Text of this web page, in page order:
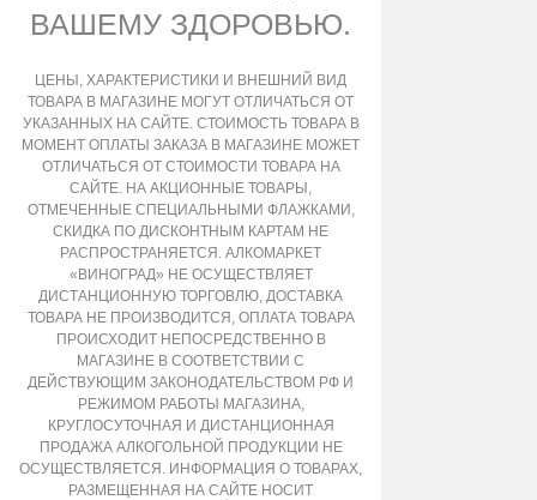
ВАШЕМУ ЗДОРОВЬЮ.
ЦЕНЫ, ХАРАКТЕРИСТИКИ И ВНЕШНИЙ ВИД
ТОВАРА В МАГАЗИНЕ МОГУТ ОТЛИЧАТЬСЯ ОТ
УКАЗАННЫХ НА САЙТЕ. СТОИМОСТЬ ТОВАРА В
МОМЕНТ ОПЛАТЫ ЗАКАЗА В МАГАЗИНЕ МОЖЕТ
ОТЛИЧАТЬСЯ ОТ СТОИМОСТИ ТОВАРА НА
САЙТЕ. НА АКЦИОННЫЕ ТОВАРЫ,
ОТМЕЧЕННЫЕ СПЕЦИАЛЬНЫМИ ФЛАЖКАМИ,
СКИДКА ПО ДИСКОНТНЫМ КАРТАМ НЕ
РАСПРОСТРАНЯЕТСЯ. АЛКОМАРКЕТ
«ВИНОГРАД» НЕ ОСУЩЕСТВЛЯЕТ
ДИСТАНЦИОННУЮ ТОРГОВЛЮ, ДОСТАВКА
ТОВАРА НЕ ПРОИЗВОДИТСЯ, ОПЛАТА ТОВАРА
ПРОИСХОДИТ НЕПОСРЕДСТВЕННО В
МАГАЗИНЕ В СООТВЕТСТВИИ С
ДЕЙСТВУЮЩИМ ЗАКОНОДАТЕЛЬСТВОМ РФ И
РЕЖИМОМ РАБОТЫ МАГАЗИНА,
КРУГЛОСУТОЧНАЯ И ДИСТАНЦИОННАЯ
ПРОДАЖА АЛКОГОЛЬНОЙ ПРОДУКЦИИ НЕ
ОСУЩЕСТВЛЯЕТСЯ. ИНФОРМАЦИЯ О ТОВАРАХ,
РАЗМЕЩЕННАЯ НА САЙТЕ НОСИТ